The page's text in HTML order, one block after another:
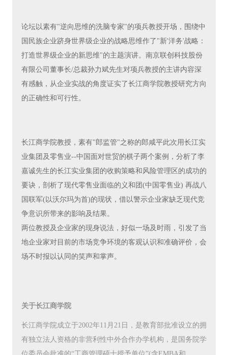
论坛以素有"逆向思维的洗脑专家"的项兵教授开场，围绕中
国民族企业跻身世界级企业的战略思维作了"新'洋务'战略：
打造世界级企业的新思维"的主题演讲。南京联创科技股份
有限公司董事长/总裁孙力斌先生对项兵教授的主讲内容深
有感触，从企业实战的角度证实了长江商学院教授研究方向
的正确性和可行性。
长江商学院教授，素有"郎监管"之称的郎咸平此次用长江实
业集团及零售业--中国面对世贸的棋子两个案例，分析了李
嘉诚先生的长江实业集团的收购策略和风险管理区的成功的
要诀，剖析了现代零售业面临的义和团(中国零售业) 再战八
国联军(以沃尔玛为首)的现状，借以警示企业家缺乏现代竞
争意识所带来的影响及结果。
两位教授及企业家的现身说法，好似一场及时雨，引发了当
地企业家对目前的市场竞争环境的客观认识和准确评价，会
场不时报以认同的笑声和掌声。
关于长江商学院
长江商学院成立于2002年11月21日，是教育部批准设立的拥
有独立法人资格的非营利性中外合作办学机构，是国务院学